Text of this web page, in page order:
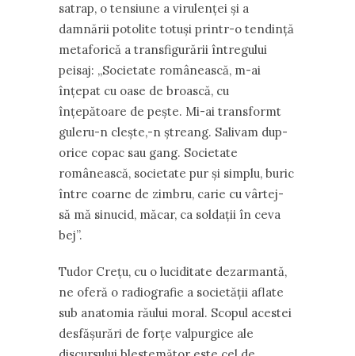
satrap, o tensiune a virulenței și a
damnării potolite totuși printr-o tendință
metaforică a transfigurării întregului
peisaj: „Societate românească, m-ai
înțepat cu oase de broască, cu
înțepătoare de pește. Mi-ai transformt
guleru-n clește,-n ștreang. Salivam dup-
orice copac sau gang. Societate
românească, societate pur și simplu, buric
între coarne de zimbru, carie cu vârtej-
să mă sinucid, măcar, ca soldații în ceva
bej”.
Tudor Crețu, cu o luciditate dezarmantă,
ne oferă o radiografie a societății aflate
sub anatomia răului moral. Scopul acestei
desfășurări de forțe valpurgice ale